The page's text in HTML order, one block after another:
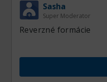
Sasha
Super Moderator
Reverzné formácie